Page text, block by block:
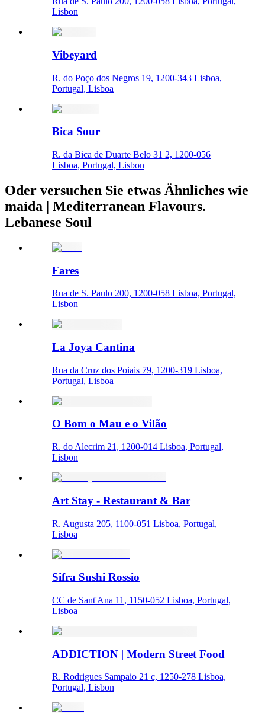
Lisbon
Vibeyard
R. do Poço dos Negros 19, 1200-343 Lisboa,
Portugal, Lisboa
Bica Sour
R. da Bica de Duarte Belo 31 2, 1200-056
Lisboa, Portugal, Lisbon
Oder versuchen Sie etwas Ähnliches wie
maída | Mediterranean Flavours.
Lebanese Soul
Fares
Rua de S. Paulo 200, 1200-058 Lisboa, Portugal,
Lisbon
La Joya Cantina
Rua da Cruz dos Poiais 79, 1200-319 Lisboa,
Portugal, Lisboa
O Bom o Mau e o Vilão
R. do Alecrim 21, 1200-014 Lisboa, Portugal,
Lisbon
Art Stay - Restaurant & Bar
R. Augusta 205, 1100-051 Lisboa, Portugal,
Lisboa
Sifra Sushi Rossio
CC de Sant'Ana 11, 1150-052 Lisboa, Portugal,
Lisboa
ADDICTION | Modern Street Food
R. Rodrigues Sampaio 21 c, 1250-278 Lisboa,
Portugal, Lisbon